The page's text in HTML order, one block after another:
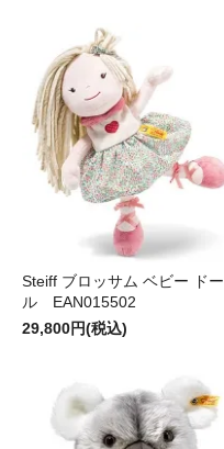
Steiff ブロッサム ベビー ドー
ル EAN015502
29,800円(税込)